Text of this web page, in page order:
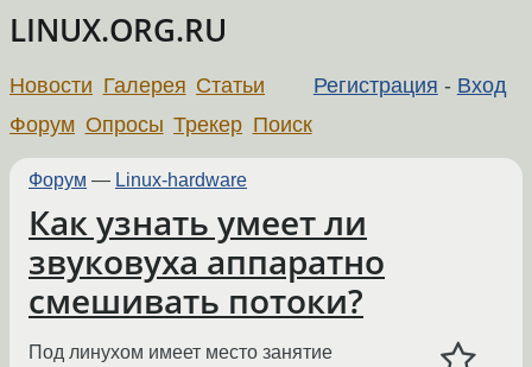
LINUX.ORG.RU
Регистрация - Вход
Новости Галерея Статьи
Форум Опросы Трекер Поиск
Форум — Linux-hardware
Как узнать умеет ли
звуковуха аппаратно
смешивать потоки?
Под линухом имеет место занятие